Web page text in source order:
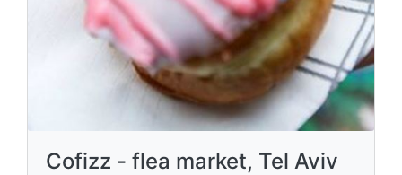
Cofizz - flea market, Tel Aviv